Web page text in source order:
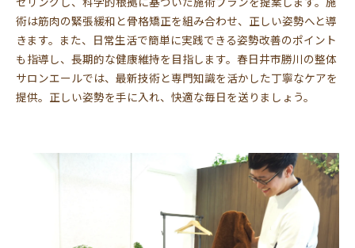
術は筋肉の緊張緩和と骨格矯正を組み合わせ、正しい姿勢へと導
きます。また、日常生活で簡単に実践できる姿勢改善のポイント
も指導し、長期的な健康維持を目指します。春日井市勝川の整体
サロンエールでは、最新技術と専門知識を活かした丁寧なケアを
提供。正しい姿勢を手に入れ、快適な毎日を送りましょう。